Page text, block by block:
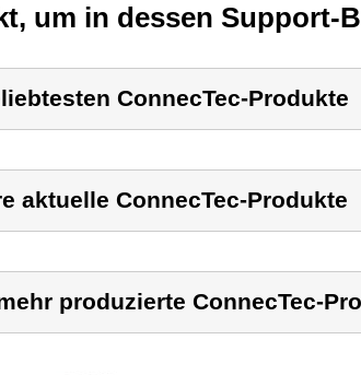
um in dessen Support-
ConnecTec-Produkte
aktuelle ConnecTec-Produkte
produzierte ConnecTec-